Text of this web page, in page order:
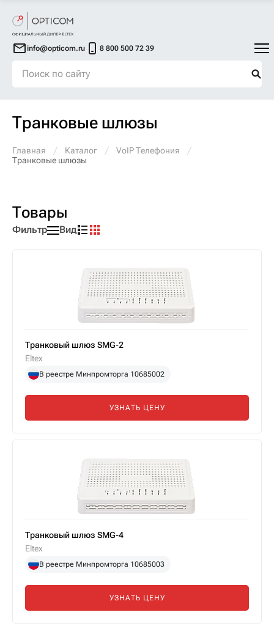
info@opticom.ru 8 800 500 72 39
Транковые шлюзы
Главная Каталог
VoIP Телефония
Транковые шлюзы
Товары
Фильтр Вид
Транковый шлюз SMG-2
Eltex
В реестре Минпромторга 10685002
УЗНАТЬ ЦЕНУ
Транковый шлюз SMG-4
Eltex
В реестре Минпромторга 10685003
УЗНАТЬ ЦЕНУ